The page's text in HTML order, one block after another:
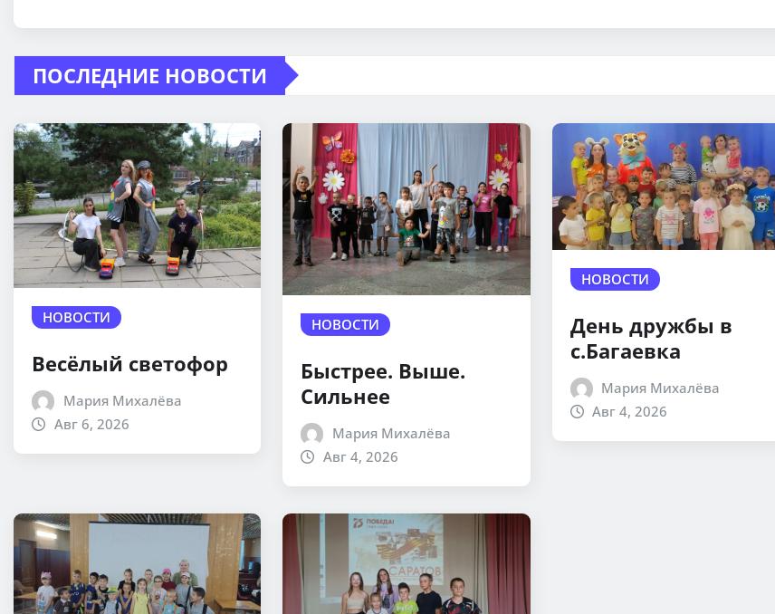
ПОСЛЕДНИЕ НОВОСТИ
НОВОСТИ
Весёлый светофор
Мария Михалёва
Авг 6, 2026
НОВОСТИ
Быстрее. Выше.
Сильнее
Мария Михалёва
Авг 4, 2026
НОВОСТИ
День дружбы в
с.Багаевка
Мария Михалёва
Авг 4, 2026